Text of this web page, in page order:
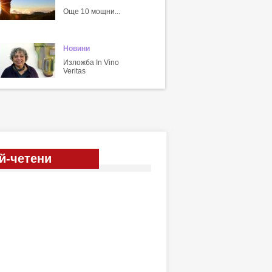
Още 10 мощни...
Новини
Изложба In Vino
Veritas
четени